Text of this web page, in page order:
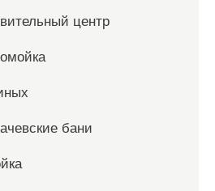
центр
бани